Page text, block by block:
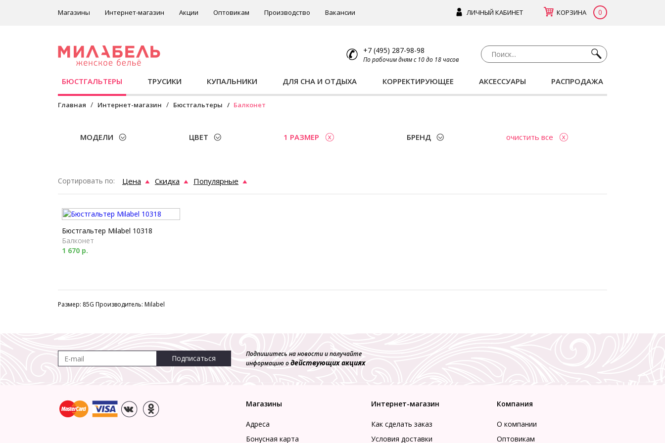
ЛИЧНЫЙ КАБИНЕТ КОРЗИНА 0
Магазины Интернет-магазин Акции Оптовикам Производство Вакансии
+7 (495) 287-98-98
По рабочим дням с 10 до 18 часов
БЮСТГАЛЬТЕРЫ ТРУСИКИ КУПАЛЬНИКИ ДЛЯ СНА И ОТДЫХА КОРРЕКТИРУЮЩЕЕ АКСЕССУАРЫ РАСПРОДАЖА
Главная Интернет-магазин Бюстгальтеры Балконет
МОДЕЛИ ЦВЕТ 1 РАЗМЕР БРЕНД очистить все
Сортировать по: Цена Скидка Популярные
Бюстгальтер Milabel 10318
Балконет
1 670 р.
Размер: 85G Производитель: Milabel
Подписаться
Подпишитесь на новости и получайте
информацию одействующих акциях
Магазины
Адреса
Бонусная карта
Интернет-магазин
Как сделать заказ
Условия доставки
Компания
О компании
Оптовикам